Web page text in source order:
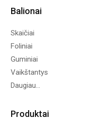
Balionai
Skaičiai
Foliniai
Guminiai
Vaikštantys
Daugiau...
Produktai